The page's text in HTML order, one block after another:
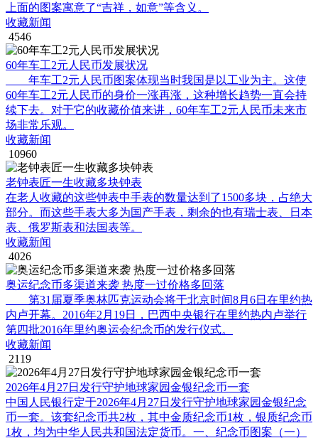
上面的图案寓意了“吉祥，如意”等含义。
收藏新闻
4546
60年车工2元人民币发展状况
年车工2元人民币图案体现当时我国是以工业为主。这使
60年车工2元人民币的身价一涨再涨，这种增长趋势一直会持
续下去。对于它的收藏价值来讲，60年车工2元人民币未来市
场非常乐观。
收藏新闻
10960
老钟表匠一生收藏多块钟表
在老人收藏的这些钟表中手表的数量达到了1500多块，占绝大
部分。而这些手表大多为国产手表，剩余的也有瑞士表、日本
表、俄罗斯表和法国表等。
收藏新闻
4026
奥运纪念币多渠道来袭 热度一过价格多回落
第31届夏季奥林匹克运动会将于北京时间8月6日在里约热
内卢开幕。2016年2月19日，巴西中央银行在里约热内卢举行
第四批2016年里约奥运会纪念币的发行仪式。
收藏新闻
2119
2026年4月27日发行守护地球家园金银纪念币一套
中国人民银行定于2026年4月27日发行守护地球家园金银纪念
币一套。该套纪念币共2枚，其中金质纪念币1枚，银质纪念币
1枚，均为中华人民共和国法定货币。一、纪念币图案（一）